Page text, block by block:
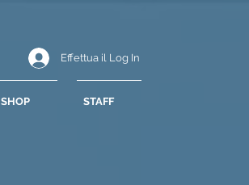
Effettua il Log In
SHOP STAFF